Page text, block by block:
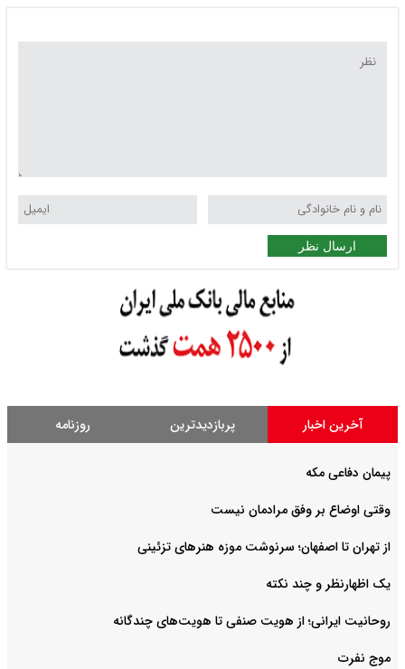
ارسال نظر
آخرین اخبار پربازدیدترین روزنامه
پیمان دفاعی مکه
وقتی اوضاع بر وفق مرادمان نیست
از تهران تا اصفهان؛ سرنوشت موزه هنرهای تزئینی
یک اظهارنظر و چند نکته
روحانیت ایرانی؛ از هویت صنفی تا هویت‌های چندگانه
موج نفرت